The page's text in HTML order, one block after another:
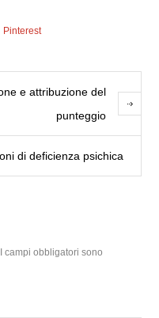
Pinterest
e attribuzione del
punteggio
di deficienza psichica
I campi obbligatori sono